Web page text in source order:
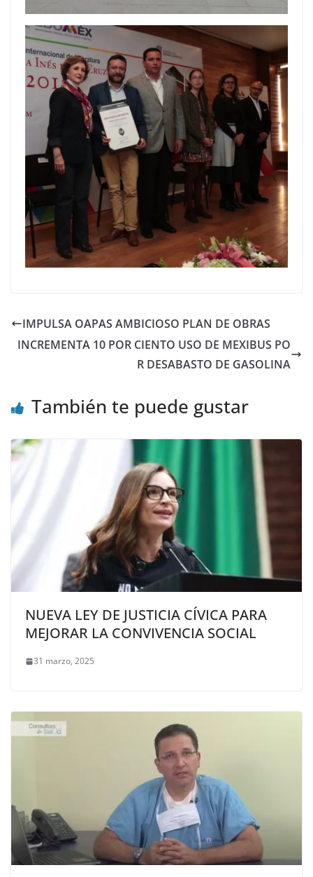
IMPULSA OAPAS AMBICIOSO PLAN DE OBRAS
INCREMENTA 10 POR CIENTO USO DE MEXIBUS PO
R DESABASTO DE GASOLINA
También te puede gustar
NUEVA LEY DE JUSTICIA CÍVICA PARA
MEJORAR LA CONVIVENCIA SOCIAL
31 marzo, 2025